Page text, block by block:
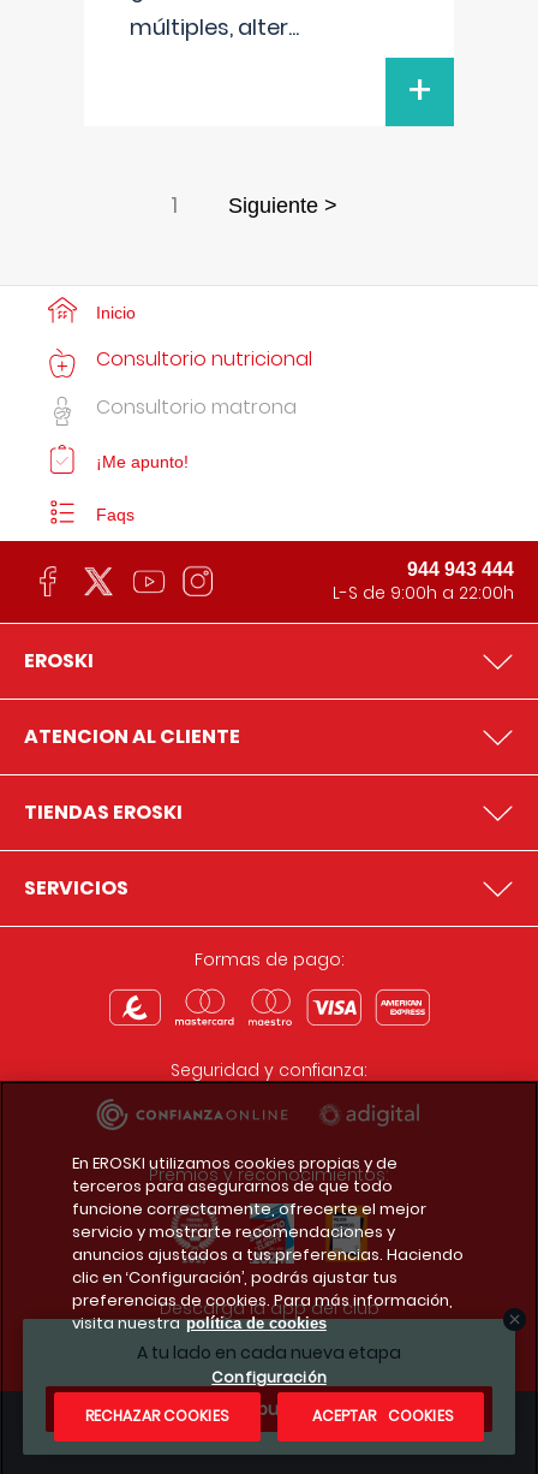
múltiples, alter...
+
1 Siguiente >
A tu lado en cada nueva etapa
¿Te apuntas?
Inicio
Consultorio nutricional
Consultorio matrona
¡Me apunto!
Faqs
944 943 444
L-S de 9:00h a 22:00h
EROSKI
ATENCION AL CLIENTE
TIENDAS EROSKI
SERVICIOS
Formas de pago:
Seguridad y confianza:
Premios y reconocimientos:
Descarga la app del club
Condiciones legales
En EROSKI utilizamos cookies propias y de
terceros para asegurarnos de que todo
funcione correctamente, ofrecerte el mejor
servicio y mostrarte recomendaciones y
anuncios ajustados a tus preferencias. Haciendo
clic en ‘Configuración’, podrás ajustar tus
preferencias de cookies. Para más información,
visita nuestra política de cookies
Configuración
RECHAZAR COOKIES
ACEPTAR COOKIES